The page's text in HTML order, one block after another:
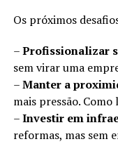
Os próximos
–Profissionalizar
sem virar uma
–Manter a
mais pressão. Como
–Investir em
reformas, mas sem